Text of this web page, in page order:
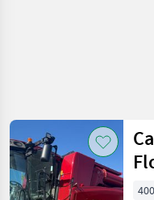
ricerca
Categoria 5